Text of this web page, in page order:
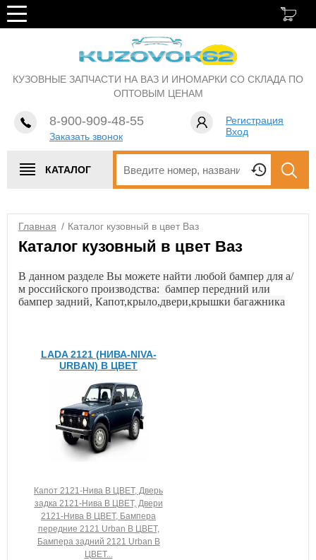
КУЗОВНЫЕ ЗАПЧАСТИ НА ВАЗ И ИНОМАРКИ СО СКЛАДА ПО
ОПТОВЫМ ЦЕНАМ
8-900-909-48-55
Заказать звонок
Регистрация
Вход
КАТАЛОГ
Главная / Каталог кузовный в цвет Ваз
Каталог кузовный в цвет Ваз
В данном разделе Вы можете найти любой бампер для а/
м российского производства: бампер передний или
бампер задний, Капот,крыло,двери,крышки багажника
LADA 2121 (НИВА-NIVA-
URBAN) В ЦВЕТ
Капот 2121-Нива В ЦВЕТ, Дверь
задка 2121-Нива В ЦВЕТ, Двери
2121-Нива В ЦВЕТ, Бампера
передние 2121 Urban В ЦВЕТ,
Бампера задний 2121 Urban В
ЦВЕТ...